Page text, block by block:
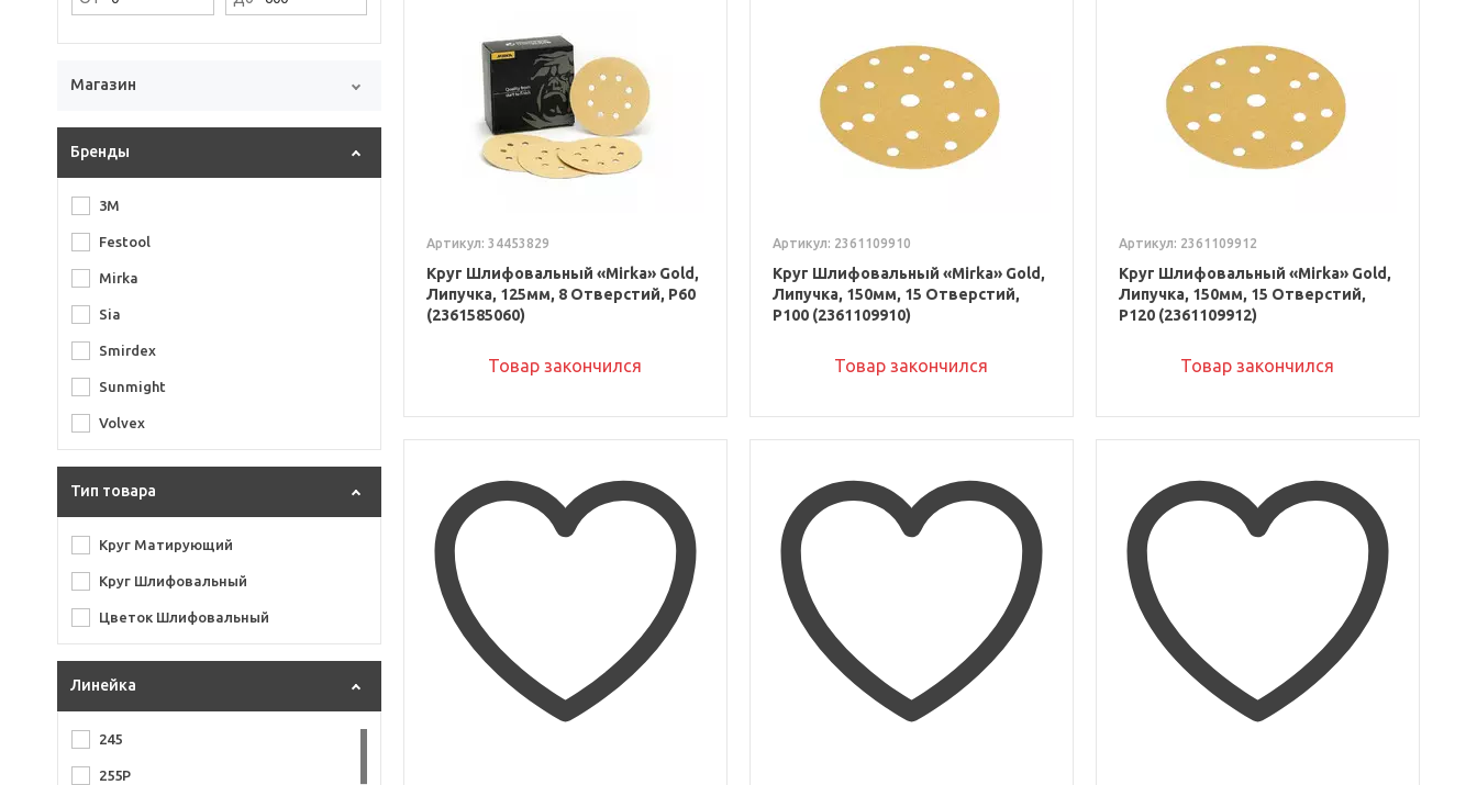
Магазин
Бренды
3M
Festool
Mirka
Sia
Smirdex
Sunmight
Volvex
Тип товара
Круг Матирующий
Круг Шлифовальный
Цветок Шлифовальный
Линейка
245
255P
Артикул: 34453829
Круг Шлифовальный «Mirka» Gold,
Липучка, 125мм, 8 Отверстий, Р60
(2361585060)
Товар закончился
Артикул: 2361109910
Круг Шлифовальный «Mirka» Gold,
Липучка, 150мм, 15 Отверстий,
P100 (2361109910)
Товар закончился
Артикул: 2361109912
Круг Шлифовальный «Mirka» Gold,
Липучка, 150мм, 15 Отверстий,
P120 (2361109912)
Товар закончился